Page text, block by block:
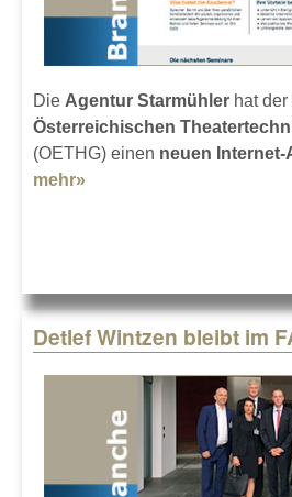
Die Agentur Starmühler hat der
Österreichischen
(OETHG) einen neuen
mehr»
Detlef Wintzen bleibt im